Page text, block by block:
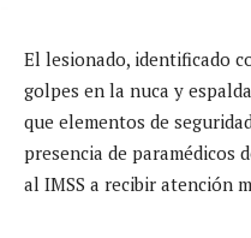
El lesionado, identificado
golpes en la nuca y
que elementos de
presencia de paramédicos
al IMSS a recibir atención